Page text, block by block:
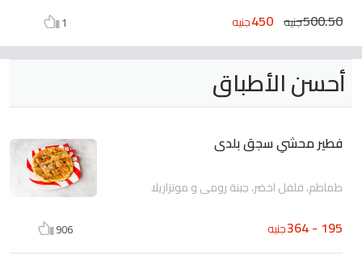
500.50جنيه 450جنيه 1
أحسن الأطباق
فطير محشي سجق بلدى
طماطم، فلفل اخضر، جبنة رومى و موتزاريلا
195 - 364 جنيه 906